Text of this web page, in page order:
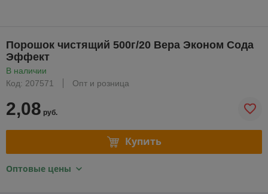
Порошок чистящий 500г/20 Вера Эконом Сода
Эффект
В наличии
Код: 207571
Опт и розница
2,08 руб.
Купить
Оптовые цены